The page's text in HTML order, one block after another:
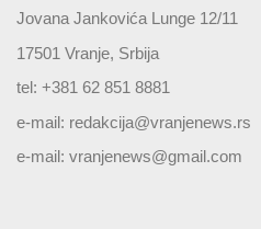
Jovana Jankovića Lunge 12/11
17501 Vranje, Srbija
tel: +381 62 851 8881
e-mail: redakcija@vranjenews.rs
e-mail: vranjenews@gmail.com